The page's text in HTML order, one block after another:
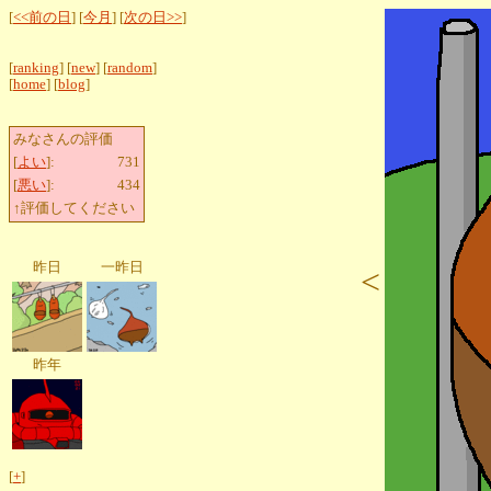
[<<前の日 ] [今月 ] [次の日>>]
[ranking] [new] [random]
[home] [blog]
みなさんの評価
[よい]:
731
[悪い]:
434
↑評価してください
昨日 一昨日
昨年
[+]
<